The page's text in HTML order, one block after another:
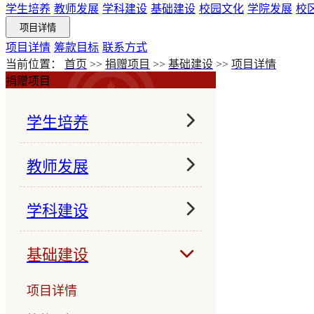
学生培养 教师发展 学科建设 基础建设 校园文化 学院发展 校
项目详情
项目详情 筹款目标 联系方式
当前位置： 首页 >> 捐赠项目 >> 基础建设 >> 项目详情
捐赠项目
学生培养
项目详情
筹款目标
联系方式
教师发展
项目详情
筹款目标
联系方式
学科建设
项目详情
基础建设
项目详情